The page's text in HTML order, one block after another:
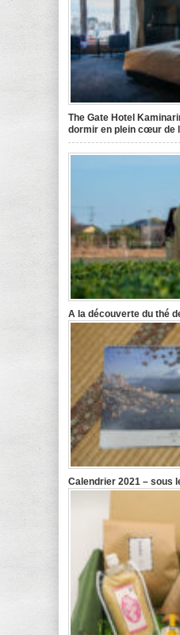
The Gate Hotel
dormir en plein cœur de
A la découverte du thé
Calendrier 2021 – sous